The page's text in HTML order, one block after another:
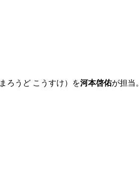
ろうど こうすけ）を河本啓佑が担当。